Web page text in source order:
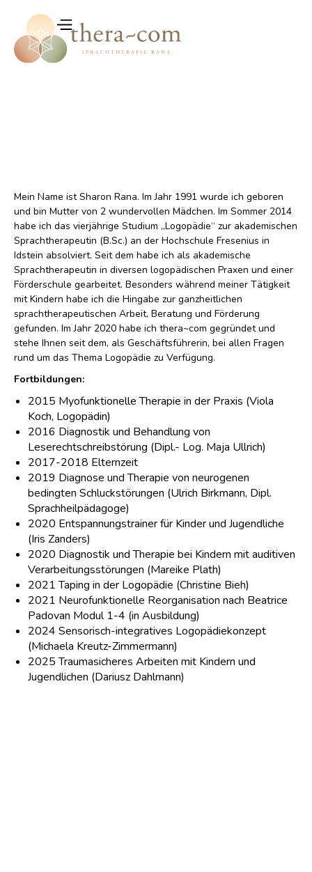
Mein Name ist Sharon Rana. Im Jahr 1991 wurde ich geboren
und bin Mutter von 2 wundervollen Mädchen. Im Sommer 2014
habe ich das vierjährige Studium „Logopädie“ zur akademischen
Sprachtherapeutin (B.Sc.) an der Hochschule Fresenius in
Idstein absolviert. Seit dem habe ich als akademische
Sprachtherapeutin in diversen logopädischen Praxen und einer
Förderschule gearbeitet. Besonders während meiner Tätigkeit
mit Kindern habe ich die Hingabe zur ganzheitlichen
sprachtherapeutischen Arbeit, Beratung und Förderung
gefunden. Im Jahr 2020 habe ich thera~com gegründet und
stehe Ihnen seit dem, als Geschäftsführerin, bei allen Fragen
rund um das Thema Logopädie zu Verfügung.
Fortbildungen:
2015 Myofunktionelle Therapie in der Praxis (Viola
Koch, Logopädin)
2016 Diagnostik und Behandlung von
Leserechtschreibstörung (Dipl.- Log. Maja Ullrich)
2017-2018 Elternzeit
2019 Diagnose und Therapie von neurogenen
bedingten Schluckstörungen (Ulrich Birkmann, Dipl.
Sprachheilpädagoge)
2020 Entspannungstrainer für Kinder und Jugendliche
(Iris Zanders)
2020 Diagnostik und Therapie bei Kindern mit auditiven
Verarbeitungsstörungen (Mareike Plath)
2021 Taping in der Logopädie (Christine Bieh)
2021 Neurofunktionelle Reorganisation nach Beatrice
Padovan Modul 1-4 (in Ausbildung)
2024 Sensorisch-integratives Logopädiekonzept
(Michaela Kreutz-Zimmermann)
2025 Traumasicheres Arbeiten mit Kindern und
Jugendlichen (Dariusz Dahlmann)